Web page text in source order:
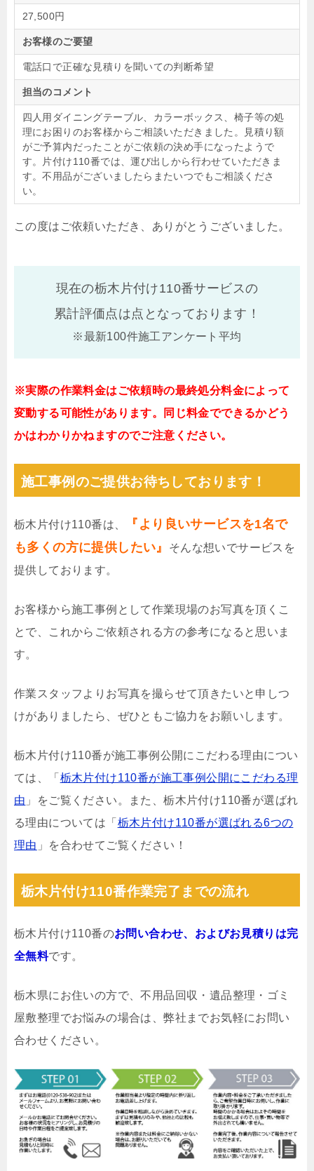
27,500円
お客様のご要望
電話口で正確な見積りを聞いての判断希望
担当のコメント
四人用ダイニングテーブル、カラーボックス、椅子等の処
理にお困りのお客様からご相談いただきました。見積り額
がご予算内だったことがご依頼の決め手になったようで
す。片付け110番では、運び出しから行わせていただきま
す。不用品がございましたらまたいつでもご相談くださ
い。
この度はご依頼いただき、ありがとうございました。
現在の栃木片付け110番サービスの
累計評価点は点となっております！
※最新100件施工アンケート平均
※実際の作業料金はご依頼時の最終処分料金によって
変動する可能性があります。同じ料金でできるかどう
かはわかりかねますのでご注意ください。
施工事例のご提供お待ちしております！
栃木片付け110番は、
『より良いサービスを1名で
も多くの方に提供したい』
そんな想いでサービスを
提供しております。
お客様から施工事例として作業現場のお写真を頂くこ
とで、これからご依頼される方の参考になると思いま
す。
作業スタッフよりお写真を撮らせて頂きたいと申しつ
けがありましたら、ぜひともご協力をお願いします。
栃木片付け110番が施工事例公開にこだわる理由につい
ては、「 栃木片付け110番が施工事例公開にこだわる理
由 」をご覧ください。また、栃木片付け110番が選ばれ
る理由については「 栃木片付け110番が選ばれる6つの
理由 」を合わせてご覧ください！
栃木片付け110番作業完了までの流れ
栃木片付け110番のお問い合わせ、およびお見積りは完
全無料です。
栃木県にお住いの方で、不用品回収・遺品整理・ゴミ
屋敷整理でお悩みの場合は、弊社までお気軽にお問い
合わせください。